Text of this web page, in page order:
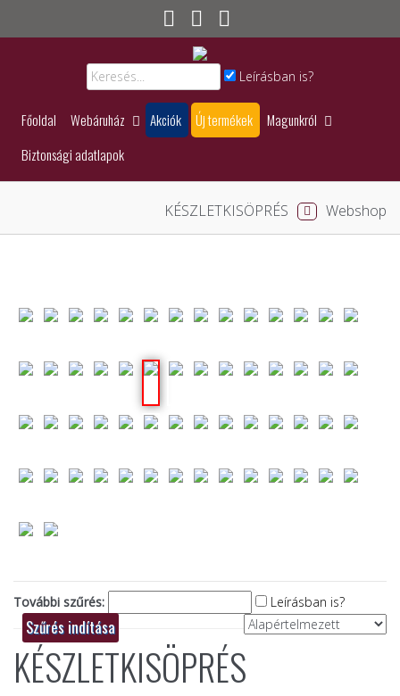
Leírásban is?
Főoldal Webáruház Akciók Új termékek
Magunkról
Biztonsági adatlapok
Webshop
KÉSZLETKISÖPRÉS
További szűrés: Leírásban is?
KÉSZLETKISÖPRÉS